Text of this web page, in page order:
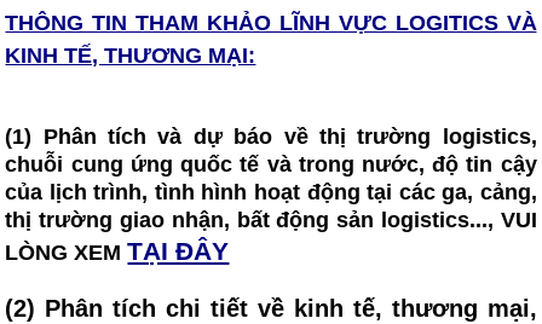
THÔNG TIN THAM KHẢO LĨNH VỰC LOGITICS VÀ
KINH TẾ, THƯƠNG MẠI:
(1) Phân tích và dự báo về thị trường logistics,
chuỗi cung ứng quốc tế và trong nước, độ tin cậy
của lịch trình, tình hình hoạt động tại các ga, cảng,
thị trường giao nhận, bất động sản logistics..., VUI
LÒNG XEM TẠI ĐÂY
(2) Phân tích chi tiết về kinh tế, thương mại,